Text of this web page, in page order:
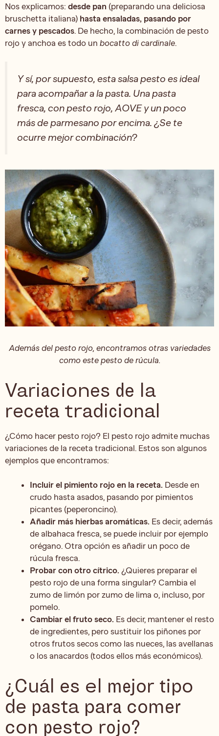
Nos explicamos: desde pan (preparando una deliciosa
bruschetta italiana) hasta ensaladas, pasando por
carnes y pescados. De hecho, la combinación de pesto
rojo y anchoa es todo un bocatto di cardinale.
Y sí, por supuesto, esta salsa pesto es ideal
para acompañar a la pasta. Una pasta
fresca, con pesto rojo, AOVE y un poco
más de parmesano por encima. ¿Se te
ocurre mejor combinación?
Además del pesto rojo, encontramos otras variedades
como este pesto de rúcula.
Variaciones de la
receta tradicional
¿Cómo hacer pesto rojo? El pesto rojo admite muchas
variaciones de la receta tradicional. Estos son algunos
ejemplos que encontramos:
Incluir el pimiento rojo en la receta. Desde en
crudo hasta asados, pasando por pimientos
picantes (peperoncino).
Añadir más hierbas aromáticas. Es decir, además
de albahaca fresca, se puede incluir por ejemplo
orégano. Otra opción es añadir un poco de
rúcula fresca.
Probar con otro cítrico. ¿Quieres preparar el
pesto rojo de una forma singular? Cambia el
zumo de limón por zumo de lima o, incluso, por
pomelo.
Cambiar el fruto seco. Es decir, mantener el resto
de ingredientes, pero sustituir los piñones por
otros frutos secos como las nueces, las avellanas
o los anacardos (todos ellos más económicos).
¿Cuál es el mejor tipo
de pasta para comer
con pesto rojo?